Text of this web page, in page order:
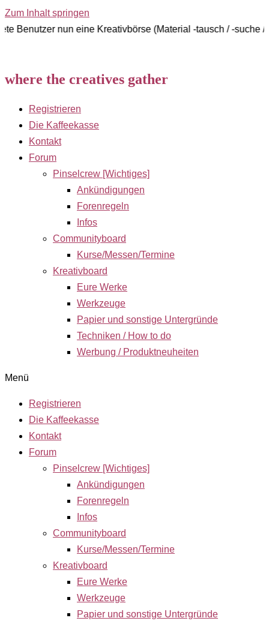
Zum Inhalt springen
nun eine Kreativbörse (Material -tausch / -suche / -
where the creatives gather
Registrieren
Die Kaffeekasse
Kontakt
Forum
Pinselcrew [Wichtiges]
Ankündigungen
Forenregeln
Infos
Communityboard
Kurse/Messen/Termine
Kreativboard
Eure Werke
Werkzeuge
Papier und sonstige Untergründe
Techniken / How to do
Werbung / Produktneuheiten
Menü
Registrieren
Die Kaffeekasse
Kontakt
Forum
Pinselcrew [Wichtiges]
Ankündigungen
Forenregeln
Infos
Communityboard
Kurse/Messen/Termine
Kreativboard
Eure Werke
Werkzeuge
Papier und sonstige Untergründe